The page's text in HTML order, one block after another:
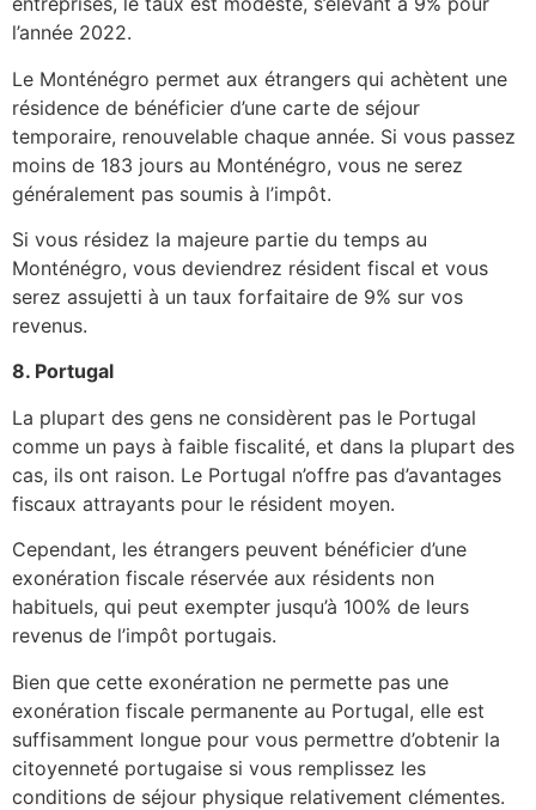
l’année 2022.
Le Monténégro permet aux étrangers qui achètent une
résidence de bénéficier d’une carte de séjour
temporaire, renouvelable chaque année. Si vous passez
moins de 183 jours au Monténégro, vous ne serez
généralement pas soumis à l’impôt.
Si vous résidez la majeure partie du temps au
Monténégro, vous deviendrez résident fiscal et vous
serez assujetti à un taux forfaitaire de 9% sur vos
revenus.
8. Portugal
La plupart des gens ne considèrent pas le Portugal
comme un pays à faible fiscalité, et dans la plupart des
cas, ils ont raison. Le Portugal n’offre pas d’avantages
fiscaux attrayants pour le résident moyen.
Cependant, les étrangers peuvent bénéficier d’une
exonération fiscale réservée aux résidents non
habituels, qui peut exempter jusqu’à 100% de leurs
revenus de l’impôt portugais.
Bien que cette exonération ne permette pas une
exonération fiscale permanente au Portugal, elle est
suffisamment longue pour vous permettre d’obtenir la
citoyenneté portugaise si vous remplissez les
conditions de séjour physique relativement clémentes.